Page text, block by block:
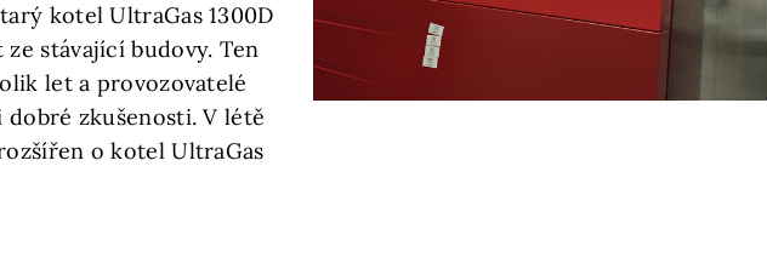
kotel UltraGas 1300D
stávající budovy. Ten
let a provozovatelé
zkušenosti. V létě
o kotel UltraGas